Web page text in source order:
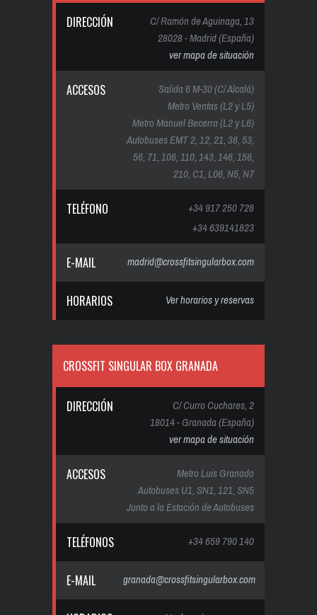
DIRECCIÓN
C/ Ramón de Aguinaga, 13
28028 - Madrid (España)
ver mapa de situación
ACCESOS
Salida 6 M-30 (C/ Alcalá)
Metro Ventas (L2 y L5)
Metro Manuel Becerra (L2 y L6)
Autobuses EMT 2, 12, 21, 38, 53,
56, 71, 106, 110, 143, 146, 156,
210, C1, L06, N5, N7
TELÉFONO
+34 917 250 728
+34 639141823
E-MAIL madrid@crossfitsingularbox.com
HORARIOS Ver horarios y reservas
CROSSFIT SINGULAR BOX GRANADA
DIRECCIÓN
C/ Curro Cuchares, 2
18014 - Granada (España)
ver mapa de situación
ACCESOS
Metro Luis Granado
Autobuses U1, SN1, 121, SN5
Junto a la Estación de Autobuses
TELÉFONOS +34 659 790 140
E-MAIL granada@crossfitsingularbox.com